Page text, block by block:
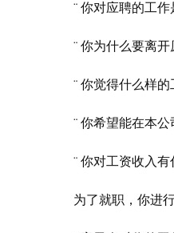
¨ 你对应聘的工作
¨ 你为什么要离
¨ 你觉得什么样
¨ 你希望能在本
¨ 你对工资收入有
为了就职，你进